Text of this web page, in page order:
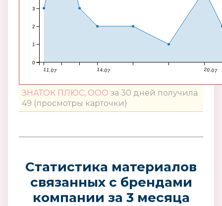
11.07 14.07 20.07
0
1
2
3
ЗНАТОК ПЛЮС, ООО за 30 дней получила
49 (просмотры карточки)
Статистика материалов
связанных с брендами
компании за 3 месяца